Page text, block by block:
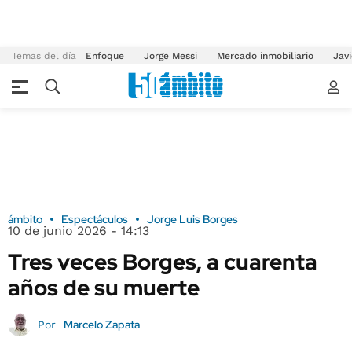
Temas del día Enfoque Jorge Messi Mercado inmobiliario
ámbito Espectáculos Jorge Luis Borges
10 de junio 2026 - 14:13
Tres veces Borges, a cuarenta
años de su muerte
Por Marcelo Zapata